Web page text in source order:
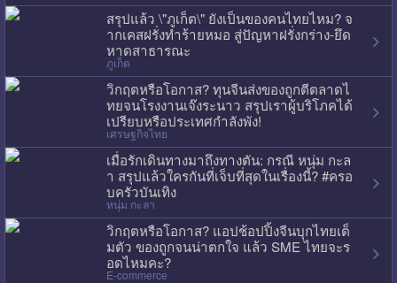
สรุปแล้ว \"ภูเก็ต\" ยังเป็นของคนไทยไหม? จ
ากเคสฝรั่งทำร้ายหมอ สู่ปัญหาฝรั่งกร่าง-ยึด
หาดสาธารณะ
ภูเก็ต
วิกฤตหรือโอกาส? ทุนจีนส่งของถูกตีตลาดไ
ทยจนโรงงานเจ๊งระนาว สรุปเราผู้บริโภคได้
เปรียบหรือประเทศกำลังพัง!
เศรษฐกิจไทย
เมื่อรักเดินทางมาถึงทางตัน: กรณี หนุ่ม กะล
า สรุปแล้วใครกันที่เจ็บที่สุดในเรื่องนี้? #ครอ
บครัวบันเทิง
หนุ่ม กะลา
วิกฤตหรือโอกาส? แอปช้อปปิ้งจีนบุกไทยเต็
มตัว ของถูกจนน่าตกใจ แล้ว SME ไทยจะร
อดไหมคะ?
E-commerce